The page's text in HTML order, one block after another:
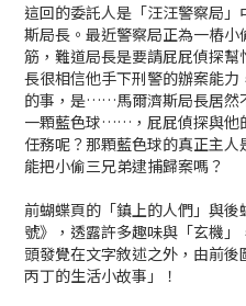
這回的委託人是「汪汪警察局
斯局長。最近警察局正為一樁
筋，難道局長是要請屁屁偵探
長很相信他手下刑警的辦案能
的事，是……馬爾濟斯局長居然
一顆藍色球……，屁屁偵探與他
任務呢？那顆藍色球的真正主
能把小偷三兄弟逮捕歸案嗎？
前蝴蝶頁的「鎮上的人們」與後
號》，透露許多趣味與「玄機
頭發覺在文字敘述之外，由前
丙丁的生活小故事」！